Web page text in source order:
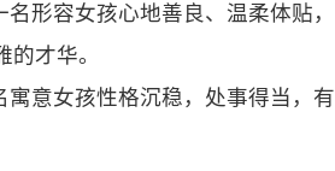
形容女孩心地善良、温柔体贴，
才华。
寓意女孩性格沉稳，处事得当，有